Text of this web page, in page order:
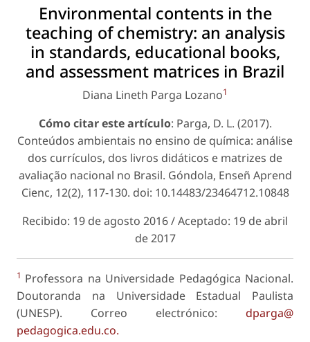
Environmental contents in the
teaching of chemistry: an analysis
in standards, educational books,
and assessment matrices in Brazil
Diana Lineth Parga Lozano1
Cómo citar este artículo: Parga, D. L. (2017).
Conteúdos ambientais no ensino de química: análise
dos currículos, dos livros didáticos e matrizes de
avaliação nacional no Brasil. Góndola, Enseñ Aprend
Cienc, 12(2), 117-130. doi: 10.14483/23464712.10848
Recibido: 19 de agosto 2016 / Aceptado: 19 de abril
de 2017
1 Professora na Universidade Pedagógica Nacional.
Doutoranda na Universidade Estadual Paulista
(UNESP). Correo electrónico: dparga@
pedagogica.edu.co.